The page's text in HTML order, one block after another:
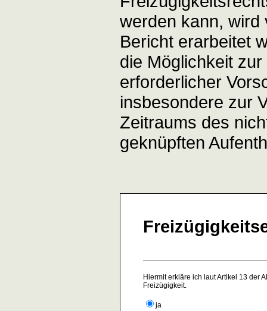
werden kann, wird
Bericht erarbeitet
die Möglichkeit
erforderlicher
insbesondere zur
Zeitraums des
geknüpften
Hiermit erkläre ich laut Artikel 13 der
Freizügigkeit.
ja